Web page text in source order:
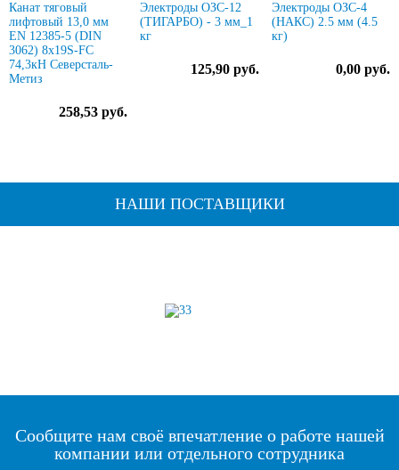
Канат тяговый
лифтовый 13,0 мм
EN 12385-5 (DIN
3062) 8х19S-FC
74,3кН Северсталь-
Метиз
258,53 руб.
Электроды ОЗС-12
(ТИГАРБО) - 3 мм_1
кг
125,90 руб.
Электроды ОЗС-4
(НАКС) 2.5 мм (4.5
кг)
0,00 руб.
НАШИ ПОСТАВЩИКИ
Сообщите нам своё впечатление о работе нашей
компании или отдельного сотрудника